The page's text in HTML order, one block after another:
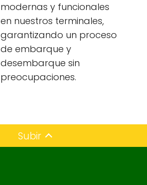
modernas y funcionales
en nuestros terminales,
garantizando un proceso
de embarque y
desembarque sin
preocupaciones.
Subir